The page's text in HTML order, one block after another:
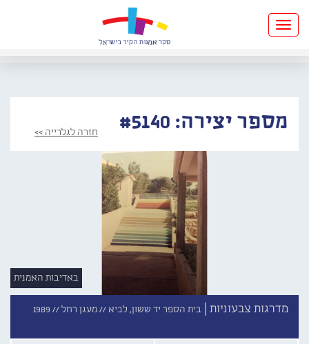
Toggle
navigation
מספר יצירה: #5140 חזרה לגלרייה >>
באדיבות האמנית
מדרגות צבעוניות | בית הספר יד ששון, לביא //מעגן רחל // 1989